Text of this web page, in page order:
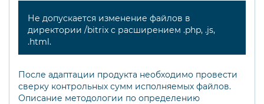
Не допускается изменение файлов в
директории /bitrix с расширением .php, .js,
.html.
После адаптации продукта необходимо провести
сверку контрольных сумм исполняемых файлов.
Описание методологии по определению